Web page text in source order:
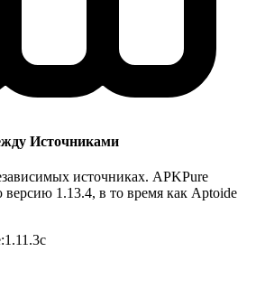
Источниками
источниках. APKPure
1.13.4, в то время как Aptoide
:1.11.3c